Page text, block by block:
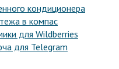
кондиционера
в компас
для Wildberries
для Telegram